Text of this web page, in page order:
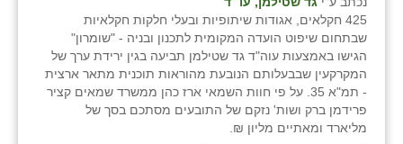
425 חקלאים, אגודות שיתופיות ובעלי חלקות חקלאיות
שבתחום שיפוט הועדה המקומית לתכנון ובניה - "שומרון"
הגישו באמצעות עוה"ד גד שטילמן תביעה בגין ירידת ערך של
המקרקעין שבבעלותם הנובעת מהוראות תוכנית מתאר ארצית
- תמ"א 35. על פי חוות השמאי ארז כהן ממשרד שמאים קציר
פרידמן ברק ושות' נזקם של התובעים מסתכם בסך של
מליארד ומאתיים מליון ₪.
ניר צבי
עין חצבה
עין תמר
עמרים